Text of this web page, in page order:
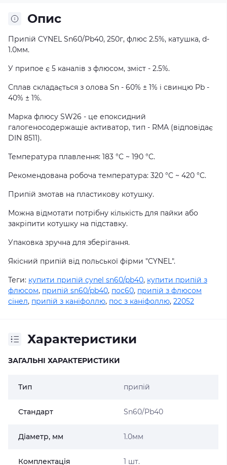
Опис
Припій CYNEL Sn60/Pb40, 250г, флюс 2.5%, катушка, d-
1.0мм.
У припое є 5 каналів з флюсом, зміст - 2.5%.
Сплав складається з олова Sn - 60% ± 1% і свинцю Pb -
40% ± 1%.
Марка флюсу SW26 - це епоксидний
галогеносодержащіе активатор, тип - RMA (відповідає
DIN 8511).
Температура плавлення: 183 °C ~ 190 °C.
Рекомендована робоча температура: 320 °C ~ 420 °C.
Припій змотав на пластикову котушку.
Можна відмотати потрібну кількість для пайки або
закріпити котушку на підставку.
Упаковка зручна для зберігання.
Якісний припій від польської фірми "CYNEL".
Теги: купити припій cynel sn60/pb40, купити припій з
флюсом, припій sn60/pb40, пос60, припій з флюсом
сінел, припій з каніфоллю, пос з каніфоллю, 22052
Характеристики
ЗАГАЛЬНІ ХАРАКТЕРИСТИКИ
Тип припій
Стандарт Sn60/Pb40
Діаметр, мм 1.0мм
Комплектація 1 шт.